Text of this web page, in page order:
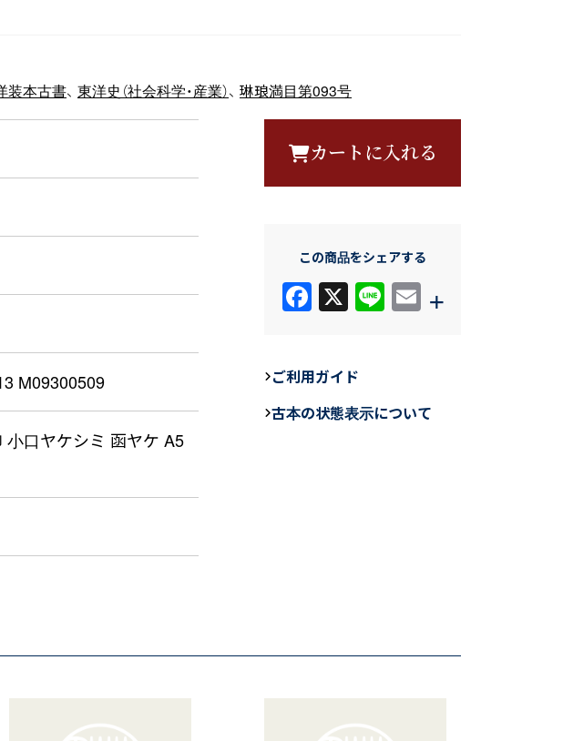
装本古書、 東洋史（社会科学・産業）、 琳琅満目第093号
M09300509
口ヤケシミ 函ヤケ A5
カートに入れる
この商品をシェアする
F
a
e
b
X Li
n
E
+
ご利用ガイド
古本の状態表示について